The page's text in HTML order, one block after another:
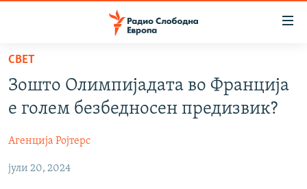
Оди
содржината
Оди
главната
Премини
ВЕСТИ
ШТО ТРЕБА ДА ЗНАЕТЕ
СВЕТ
Зошто Олимпијадата во Франција
е голем безбедносен предизвик?
Агенција Ројтерс
јули 20, 2024